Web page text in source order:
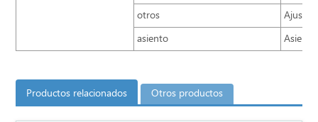
otros
asiento
Productos relacionados Otros productos